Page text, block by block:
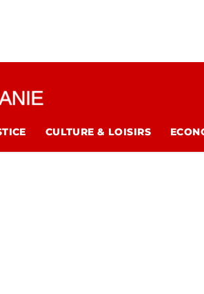
CULTURE & LOISIRS